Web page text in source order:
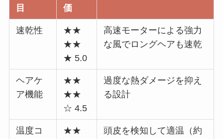
目
価
速乾性
★★
★★
★ 5.0
高速モーターによる強力
な風でロングヘアも速乾
ヘアケ
ア機能
★★
★★
☆ 4.5
過度な熱ダメージを抑え
る設計
温度コ ★★ 頭皮を検知して適温（約